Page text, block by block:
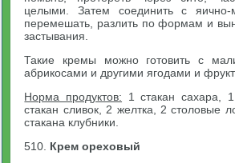
целыми. Затем соединить с яично-
перемешать, разлить по формам и
застывания.
Такие кремы можно готовить с
абрикосами и другими ягодами и
Норма продуктов: 1 стакан сахара,
стакан сливок, 2 желтка, 2 столовые
стакана клубники.
510. Крем ореховый